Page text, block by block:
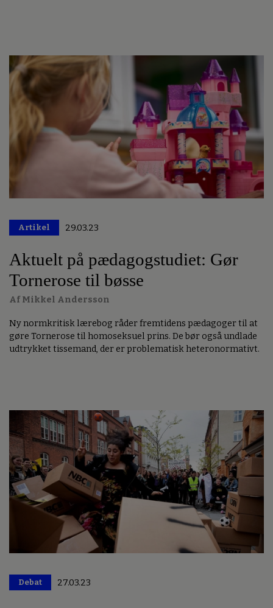
Artikel 29.03.23
Aktuelt på pædagogstudiet: Gør
Tornerose til bøsse
Af Mikkel Andersson
Ny normkritisk lærebog råder fremtidens pædagoger til at
gøre Tornerose til homoseksuel prins. De bør også undlade
udtrykket tissemand, der er problematisk heteronormativt.
Debat 27.03.23